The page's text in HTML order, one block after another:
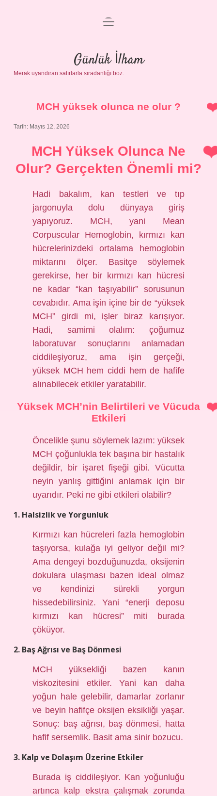
Anasayfa
Gizlilik Politikası
Yasal Uyarı
menüyü
Günlük İlham
Merak uyandıran satırlarla sıradanlığı boz.
MCH yüksek olunca ne olur ?
Tarih: Mayıs 12, 2026
MCH Yüksek Olunca Ne
Olur? Gerçekten Önemli mi?
Hadi bakalım, kan testleri ve tıp
jargonuyla dolu dünyaya giriş
yapıyoruz. MCH, yani Mean
Corpuscular Hemoglobin, kırmızı kan
hücrelerinizdeki ortalama hemoglobin
miktarını ölçer. Basitçe söylemek
gerekirse, her bir kırmızı kan hücresi
ne kadar “kan taşıyabilir” sorusunun
cevabıdır. Ama işin içine bir de “yüksek
MCH” girdi mi, işler biraz karışıyor.
Hadi, samimi olalım: çoğumuz
laboratuvar sonuçlarını anlamadan
ciddileşiyoruz, ama işin gerçeği,
yüksek MCH hem ciddi hem de hafife
alınabilecek etkiler yaratabilir.
Yüksek MCH’nin Belirtileri ve Vücuda
Etkileri
Öncelikle şunu söylemek lazım: yüksek
MCH çoğunlukla tek başına bir hastalık
değildir, bir işaret fişeği gibi. Vücutta
neyin yanlış gittiğini anlamak için bir
uyarıdır. Peki ne gibi etkileri olabilir?
1. Halsizlik ve Yorgunluk
Kırmızı kan hücreleri fazla hemoglobin
taşıyorsa, kulağa iyi geliyor değil mi?
Ama dengeyi bozduğunuzda, oksijenin
dokulara ulaşması bazen ideal olmaz
ve kendinizi sürekli yorgun
hissedebilirsiniz. Yani “enerji deposu
kırmızı kan hücresi” miti burada
çöküyor.
2. Baş Ağrısı ve Baş Dönmesi
MCH yüksekliği bazen kanın
viskozitesini etkiler. Yani kan daha
yoğun hale gelebilir, damarlar zorlanır
ve beyin hafifçe oksijen eksikliği yaşar.
Sonuç: baş ağrısı, baş dönmesi, hatta
hafif sersemlik. Basit ama sinir bozucu.
3. Kalp ve Dolaşım Üzerine Etkiler
Burada iş ciddileşiyor. Kan yoğunluğu
artınca kalp ekstra çalışmak zorunda